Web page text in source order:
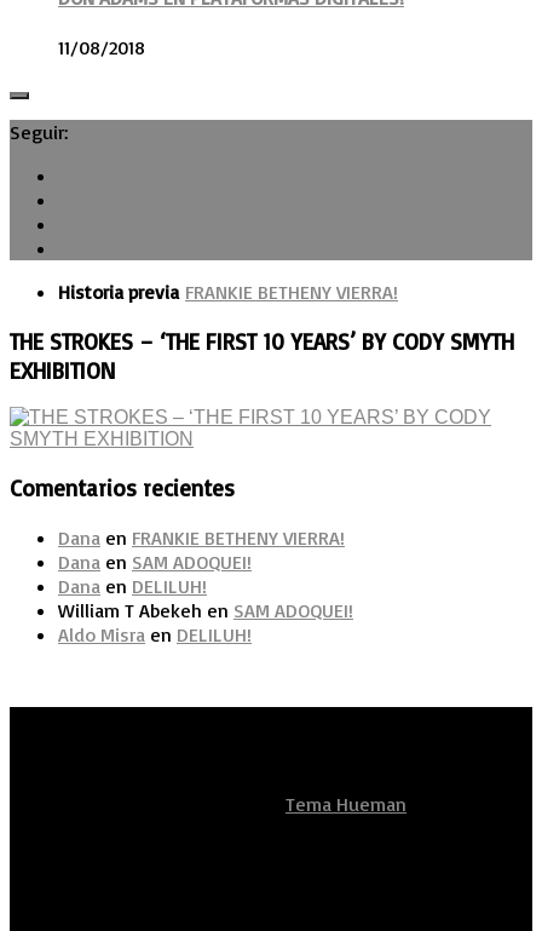
11/08/2018
Seguir:
Historia previa FRANKIE BETHENY VIERRA!
THE STROKES – ‘THE FIRST 10 YEARS’ BY CODY SMYTH
EXHIBITION
Comentarios recientes
Dana en FRANKIE BETHENY VIERRA!
Dana en SAM ADOQUEI!
Dana en DELILUH!
William T Abekeh en SAM ADOQUEI!
Aldo Misra en DELILUH!
Tema Hueman